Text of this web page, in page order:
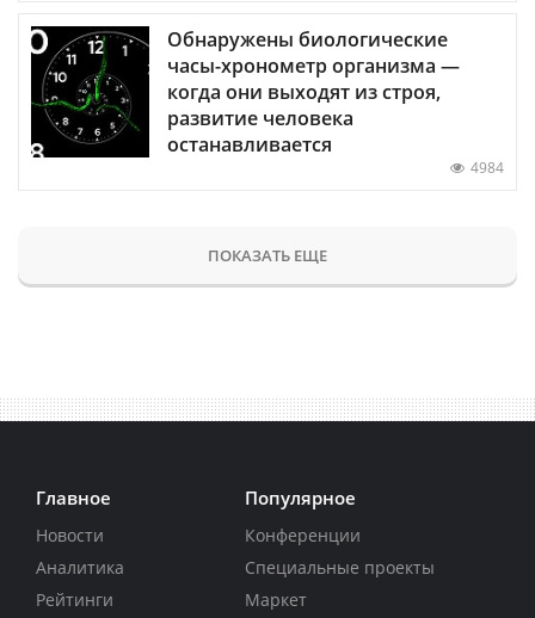
Обнаружены биологические
часы-хронометр организма —
когда они выходят из строя,
развитие человека
останавливается
4984
ПОКАЗАТЬ ЕЩЕ
Главное
Новости
Аналитика
Рейтинги
Популярное
Конференции
Специальные проекты
Маркет